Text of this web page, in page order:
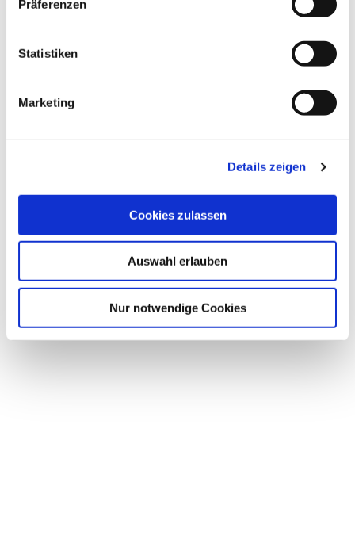
Präferenzen
Statistiken
Marketing
Details zeigen
Cookies zulassen
Auswahl erlauben
Nur notwendige Cookies